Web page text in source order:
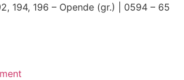
194, 196 – Opende (gr.) | 0594 – 65